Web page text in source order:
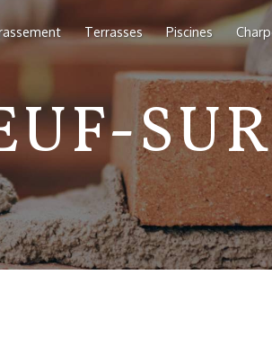
Terrasses Piscines